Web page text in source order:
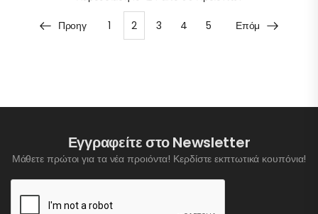
Προηγ 1 2 3 4 5 Επόμ
Εγγραφείτε στο Newsletter
Μάθετε πρώτοι για τα νέα προιόντα! Κερδίστε εκπτωτικά κουπόνια!